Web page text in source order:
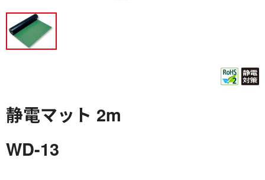
静電マット 2m
WD-13